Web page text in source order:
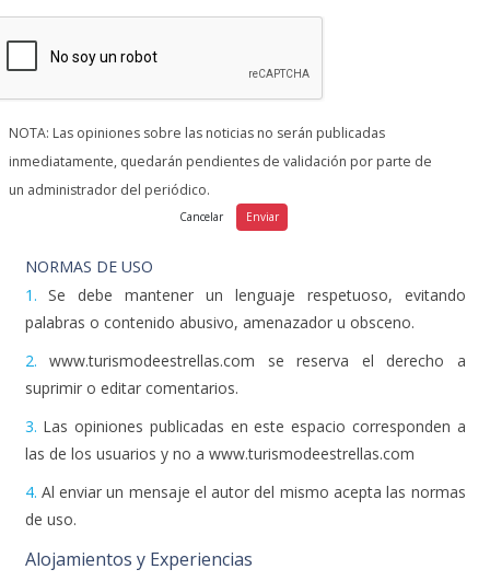
2.www.turismodeestrellas.com se reserva el derecho a
3.Las opiniones publicadas en este espacio corresponden a
4.Al enviar un mensaje el autor del mismo acepta las normas
Alojamientos y Experiencias